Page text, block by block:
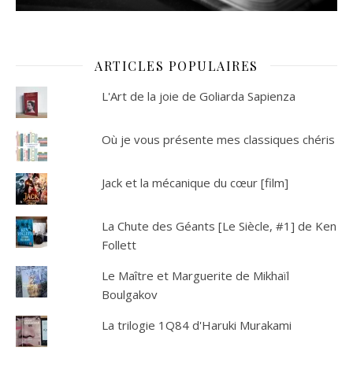
ARTICLES POPULAIRES
L'Art de la joie de Goliarda Sapienza
Où je vous présente mes classiques chéris
Jack et la mécanique du cœur [film]
La Chute des Géants [Le Siècle, #1] de Ken
Follett
Le Maître et Marguerite de Mikhaïl
Boulgakov
La trilogie 1Q84 d'Haruki Murakami